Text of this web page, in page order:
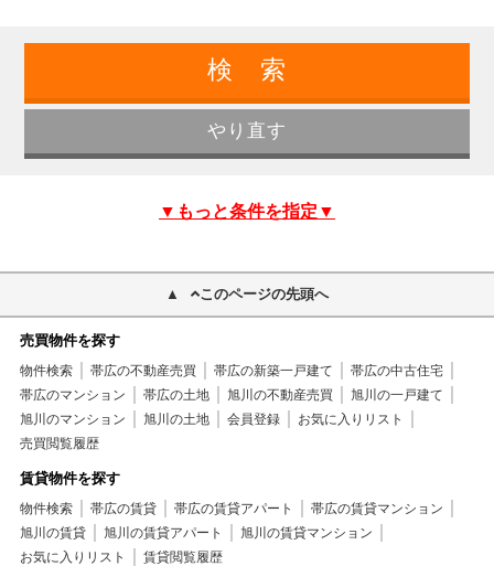
▼もっと条件を指定▼
このページの先頭へ
売買物件を探す
物件検索 帯広の不動産売買 帯広の新築一戸建て
帯広の中古住宅
帯広のマンション
帯広の土地 旭川の不動産売買
旭川の一戸建て
旭川のマンション
旭川の土地 会員登録
お気に入りリスト
売買閲覧履歴
賃貸物件を探す
物件検索 帯広の賃貸 帯広の賃貸アパート
帯広の賃貸マンション
旭川の賃貸
旭川の賃貸アパート
旭川の賃貸マンション
お気に入りリスト
賃貸閲覧履歴